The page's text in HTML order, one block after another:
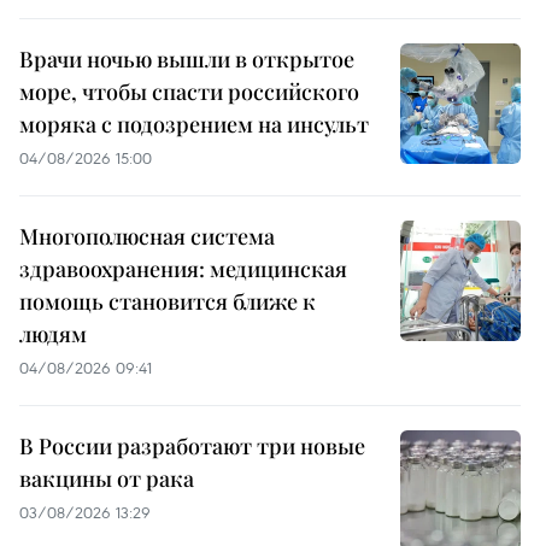
Врачи ночью вышли в открытое
море, чтобы спасти российского
моряка с подозрением на инсульт
04/08/2026 15:00
Многополюсная система
здравоохранения: медицинская
помощь становится ближе к
людям
04/08/2026 09:41
В России разработают три новые
вакцины от рака
03/08/2026 13:29